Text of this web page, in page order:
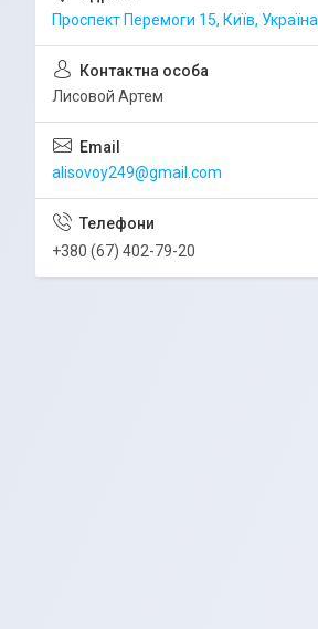
Проспект Перемоги 15, Київ, Україна
Лисовой Артем
alisovoy249@gmail.com
+380 (67) 402-79-20